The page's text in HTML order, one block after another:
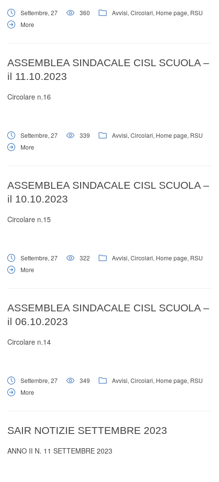
Settembre, 27 360 Avvisi, Circolari, Home page, RSU
More
ASSEMBLEA SINDACALE CISL SCUOLA –
il 11.10.2023
Circolare n.16
Settembre, 27 339 Avvisi, Circolari, Home page, RSU
More
ASSEMBLEA SINDACALE CISL SCUOLA –
il 10.10.2023
Circolare n.15
Settembre, 27 322 Avvisi, Circolari, Home page, RSU
More
ASSEMBLEA SINDACALE CISL SCUOLA –
il 06.10.2023
Circolare n.14
Settembre, 27 349 Avvisi, Circolari, Home page, RSU
More
SAIR NOTIZIE SETTEMBRE 2023
ANNO II N. 11 SETTEMBRE 2023